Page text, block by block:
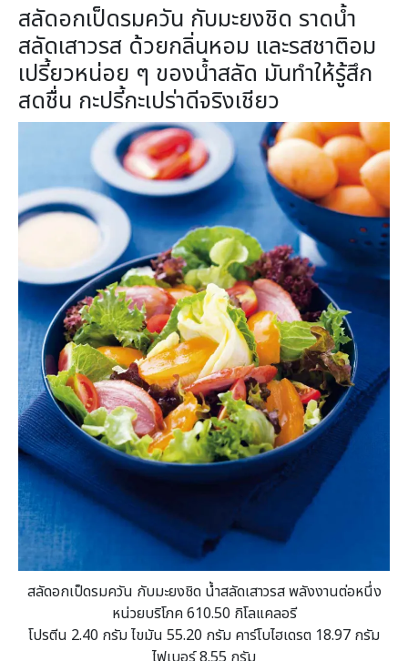
สลัดอกเป็ดรมควัน กับมะยงชิด ราดน้ำ
สลัดเสาวรส ด้วยกลิ่นหอม และรสชาติอม
เปรี้ยวหน่อย ๆ ของน้ำสลัด มันทำให้รู้สึก
สดชื่น กะปรี้กะเปร่าดีจริงเชียว
สลัดอกเป็ดรมควัน กับมะยงชิด น้ำสลัดเสาวรส พลังงานต่อหนึ่ง
หน่วยบริโภค 610.50 กิโลแคลอรี
โปรตีน 2.40 กรัม ไขมัน 55.20 กรัม คาร์โบไฮเดรต 18.97 กรัม